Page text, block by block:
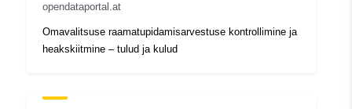
opendataportal.at
Omavalitsuse raamatupidamisarvestuse kontrollimine ja
heakskiitmine – tulud ja kulud